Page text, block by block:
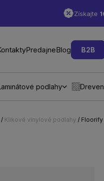
Získajte
PredajneBlog B2B
podlahy
/ Klikové vinylové podlahy / Floorify